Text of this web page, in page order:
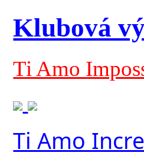
Klubová
Ti Amo
Ti Amo